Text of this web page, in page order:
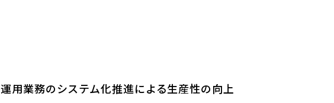
運用業務のシステム化推進による生産性の向上